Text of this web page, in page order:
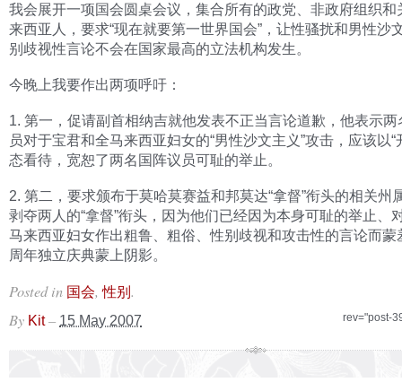
我会展开一项国会圆桌会议，集合所有的政党、非政府组织和
来西亚人，要求“现在就要第一世界国会”，让性骚扰和男性沙
别歧视性言论不会在国家最高的立法机构发生。
今晚上我要作出两项呼吁：
1. 第一，促请副首相纳吉就他发表不正当言论道歉，他表示两
员对于宝君和全马来西亚妇女的“男性沙文主义”攻击，应该以“
态看待，宽恕了两名国阵议员可耻的举止。
2. 第二，要求颁布于莫哈莫赛益和邦莫达“拿督”衔头的相关州
剥夺两人的“拿督”衔头，因为他们已经因为本身可耻的举止、
马来西亚妇女作出粗鲁、粗俗、性别歧视和攻击性的言论而蒙
周年独立庆典蒙上阴影。
Posted in 国会,性别.
rev="post-
By Kit – 15 May 2007